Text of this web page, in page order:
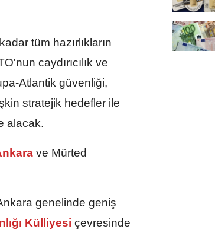
tüm hazırlıkların
caydırıcılık ve
Atlantik güvenliği,
stratejik hedefler ile
alacak.
ve Mürted
genelinde geniş
Külliyesi çevresinde